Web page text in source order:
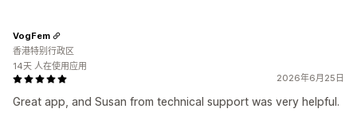
2026年6月25日
Great app, and Susan from technical support was very helpful.
VogFem
香港特别行政区
14天 人在使用应用